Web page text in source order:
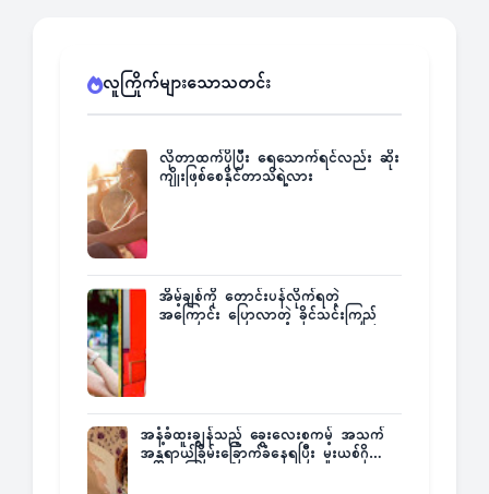
လူကြိုက်များသောသတင်း
လိုတာထက်ပိုပြီး ရေသောက်ရင်လည်း ဆိုး
ကျိုးဖြစ်စေနိုင်တာသိရဲ့လား
အိမ့်ချစ်ကို တောင်းပန်လိုက်ရတဲ့
အကြောင်း ပြောလာတဲ့ ခိုင်သင်းကြည်
အနံ့ခံထူးချွန်သည့် ခွေးလေးစကမ့် အသက်
အန္တရာယ်ခြိမ်းခြောက်ခံနေရပြီး မူးယစ်ဂိုဏ်း